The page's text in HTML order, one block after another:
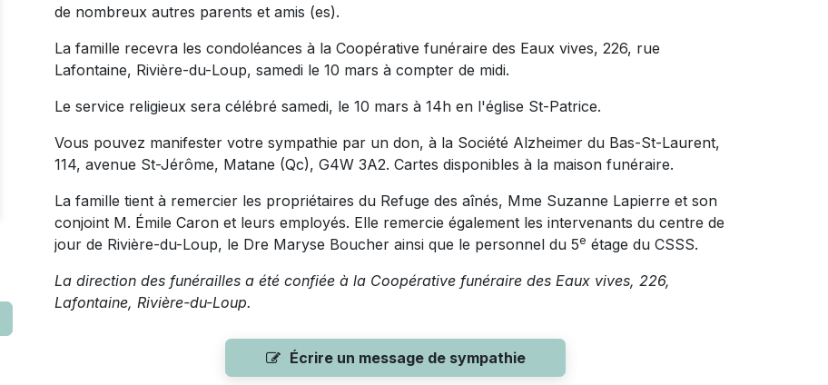
de nombreux autres parents et amis (es).
La famille recevra les condoléances à la Coopérative funéraire des Eaux vives, 226, rue
Lafontaine, Rivière-du-Loup, samedi le 10 mars à compter de midi.
Le service religieux sera célébré samedi, le 10 mars à 14h en l'église St-Patrice.
Vous pouvez manifester votre sympathie par un don, à la Société Alzheimer du Bas-St-Laurent,
114, avenue St-Jérôme, Matane (Qc), G4W 3A2. Cartes disponibles à la maison funéraire.
La famille tient à remercier les propriétaires du Refuge des aînés, Mme Suzanne Lapierre et son
conjoint M. Émile Caron et leurs employés. Elle remercie également les intervenants du centre de
jour de Rivière-du-Loup, le Dre Maryse Boucher ainsi que le personnel du 5e étage du CSSS.
La direction des funérailles a été confiée à la Coopérative funéraire des Eaux vives, 226,
Lafontaine, Rivière-du-Loup.
Écrire un message de sympathie